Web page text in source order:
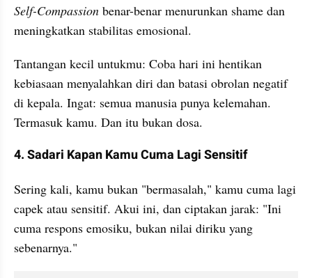
Self-Compassion benar-benar menurunkan shame dan
meningkatkan stabilitas emosional.
Tantangan kecil untukmu: Coba hari ini hentikan
kebiasaan menyalahkan diri dan batasi obrolan negatif
di kepala. Ingat: semua manusia punya kelemahan.
Termasuk kamu. Dan itu bukan dosa.
4. Sadari Kapan Kamu Cuma Lagi Sensitif
Sering kali, kamu bukan "bermasalah," kamu cuma lagi
capek atau sensitif. Akui ini, dan ciptakan jarak: "Ini
cuma respons emosiku, bukan nilai diriku yang
sebenarnya."